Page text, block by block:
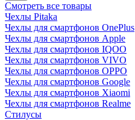
Смотреть все товары
Чехлы Pitaka
Чехлы для смартфонов OnePlus
Чехлы для смартфонов Apple
Чехлы для смартфонов IQOO
Чехлы для смартфонов VIVO
Чехлы для смартфонов OPPO
Чехлы для смартфонов Google
Чехлы для смартфонов Xiaomi
Чехлы для смартфонов Realme
Стилусы